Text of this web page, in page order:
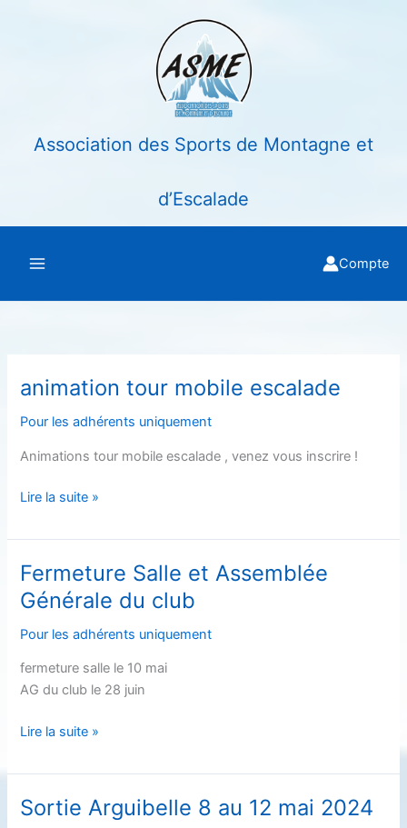
Association des Sports de Montagne et
d’Escalade
Compte
animation tour mobile escalade
Pour les adhérents uniquement
Animations tour mobile escalade , venez vous inscrire !
animation
mobile
escalade
Lire la suite »
Fermeture Salle et Assemblée
Générale du club
Pour les adhérents uniquement
fermeture salle le 10 mai
AG du club le 28 juin
Fermeture
et
Assemblée
Générale
Lire la suite »
Sortie Arguibelle 8 au 12 mai 2024